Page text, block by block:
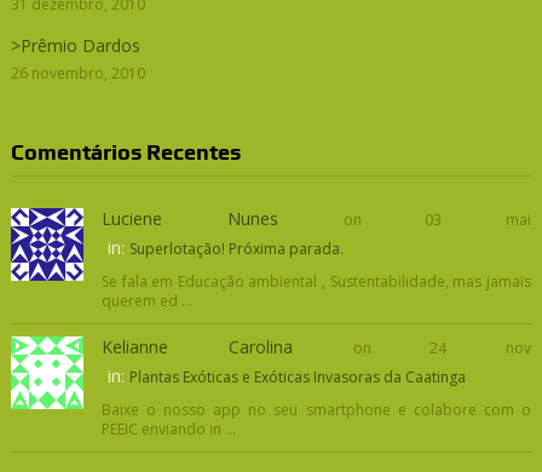
31 dezembro, 2010
>Prêmio Dardos
26 novembro, 2010
Comentários Recentes
Luciene Nunes on 03 mai
in: Superlotação! Próxima parada.
Se fala em Educação ambiental , Sustentabilidade, mas jamais
querem ed ...
Kelianne Carolina on 24 nov
in: Plantas Exóticas e Exóticas Invasoras da Caatinga
Baixe o nosso app no seu smartphone e colabore com o
PEEIC enviando in ...